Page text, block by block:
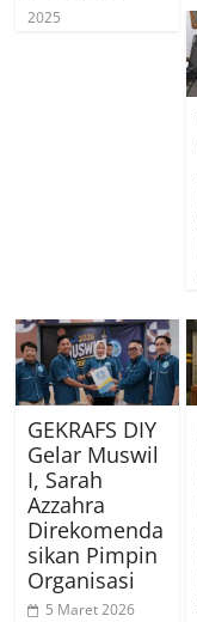
2025
GEKRAFS DIY
Gelar Muswil
I, Sarah
Azzahra
Direkomenda
sikan Pimpin
Organisasi
5 Maret 2026